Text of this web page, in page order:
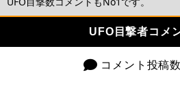
UFO目撃者コメ
コメント投稿数